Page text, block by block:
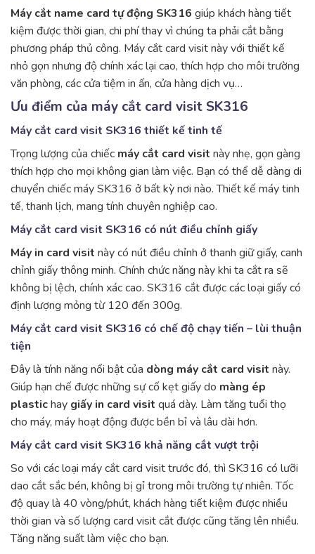
Máy cắt name card tự động SK316 giúp khách hàng tiết
kiệm được thời gian, chi phí thay vì chúng ta phải cắt bằng
phương pháp thủ công. Máy cắt card visit này với thiết kế
nhỏ gọn nhưng độ chính xác lại cao, thích hợp cho môi trường
văn phòng, các cửa tiệm in ấn, cửa hàng dịch vụ…
Ưu điểm của máy cắt card visit SK316
Máy cắt card visit SK316 thiết kế tinh tế
Trọng lượng của chiếc máy cắt card visit này nhẹ, gọn gàng
thích hợp cho mọi không gian làm việc. Bạn có thể dễ dàng di
chuyển chiếc máy SK316 ở bất kỳ nơi nào. Thiết kế máy tinh
tế, thanh lịch, mang tính chuyên nghiệp cao.
Máy cắt card visit SK316 có nút điều chỉnh giấy
Máy in card visit này có nút điều chỉnh ở thanh giữ giấy, canh
chỉnh giấy thông minh. Chính chức năng này khi ta cắt ra sẽ
không bị lệch, chính xác cao. SK316 cắt được các loại giấy có
định lượng mỏng từ 120 đến 300g.
Máy cắt card visit SK316 có chế độ chạy tiến – lùi thuận
tiện
Đây là tính năng nổi bật của dòng máy cắt card visit này.
Giúp hạn chế được những sự cố kẹt giấy do màng ép
plastichay giấy in card visit quá dày. Làm tăng tuổi thọ
cho máy, máy hoạt động được bền bỉ và lâu dài hơn.
Máy cắt card visit SK316 khả năng cắt vượt trội
So với các loại máy cắt card visit trước đó, thì SK316 có lưỡi
dao cắt sắc bén, không bị gỉ trong môi trường tự nhiên. Tốc
độ quay là 40 vòng/phút, khách hàng tiết kiệm được nhiều
thời gian và số lượng card visit cắt được cũng tăng lên nhiều.
Tăng năng suất làm việc cho bạn.